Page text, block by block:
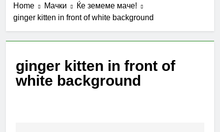
Home Мачки
Ќе земеме маче!
ginger kitten in front of white background
ginger kitten in front of
white background